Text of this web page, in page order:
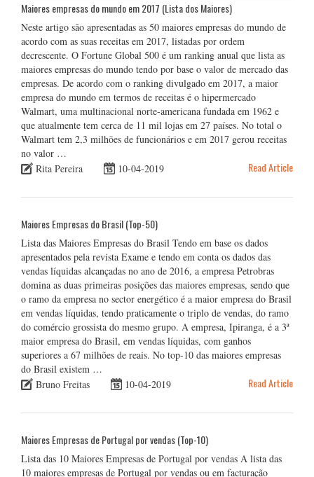
Maiores empresas do mundo em 2017 (Lista dos Maiores)
Neste artigo são apresentadas as 50 maiores empresas do mundo de
acordo com as suas receitas em 2017, listadas por ordem
decrescente. O Fortune Global 500 é um ranking anual que lista as
maiores empresas do mundo tendo por base o valor de mercado das
empresas. De acordo com o ranking divulgado em 2017, a maior
empresa do mundo em termos de receitas é o hipermercado
Walmart, uma multinacional norte-americana fundada em 1962 e
que atualmente tem cerca de 11 mil lojas em 27 países. No total o
Walmart tem 2,3 milhões de funcionários e em 2017 gerou receitas
no valor …
Rita Pereira
10-04-2019 Read Article
Maiores Empresas do Brasil (Top-50)
Lista das Maiores Empresas do Brasil Tendo em base os dados
apresentados pela revista Exame e tendo em conta os dados das
vendas líquidas alcançadas no ano de 2016, a empresa Petrobras
domina as duas primeiras posições das maiores empresas, sendo que
o ramo da empresa no sector energético é a maior empresa do Brasil
em vendas líquidas, tendo praticamente o triplo de vendas, do ramo
do comércio grossista do mesmo grupo. A empresa, Ipiranga, é a 3ª
maior empresa do Brasil, em vendas líquidas, com ganhos
superiores a 67 milhões de reais. No top-10 das maiores empresas
do Brasil existem …
Bruno Freitas
10-04-2019 Read Article
Maiores Empresas de Portugal por vendas (Top-10)
Lista das 10 Maiores Empresas de Portugal por vendas A lista das
10 maiores empresas de Portugal por vendas ou em facturação